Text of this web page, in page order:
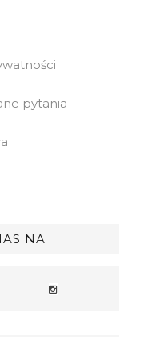
pytania
NA